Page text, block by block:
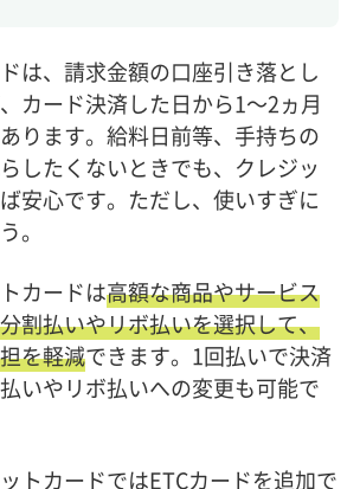
は、請求金額の口座引き落とし
カード決済した日から1～2ヵ月
ります。給料日前等、手持ちの
したくないときでも、クレジッ
安心です。ただし、使いすぎに
。
カードは高額な商品やサービス
割払いやリボ払いを選択して、
を軽減できます。1回払いで決済
いやリボ払いへの変更も可能で
トカードではETCカードを追加で